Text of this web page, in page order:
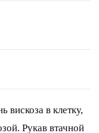
вискоза в клетку,
Рукав втачной